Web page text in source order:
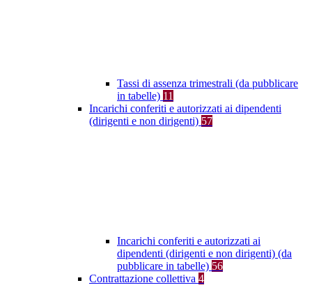
Tassi di assenza trimestrali (da pubblicare
in tabelle) 11
Incarichi conferiti e autorizzati ai dipendenti
(dirigenti e non dirigenti) 57
Incarichi conferiti e autorizzati ai
dipendenti (dirigenti e non dirigenti) (da
pubblicare in tabelle) 56
Contrattazione collettiva 4